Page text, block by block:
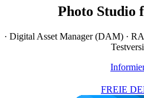
Photo Studio
· Digital Asset Manager (DAM) ·
FREIE